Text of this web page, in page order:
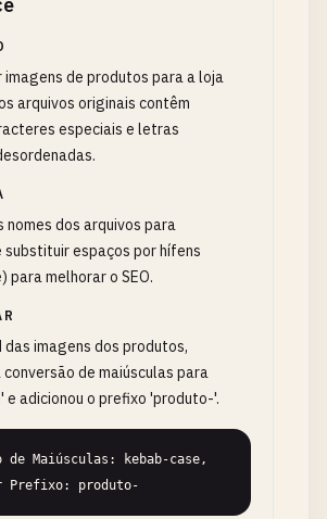
imagens de produtos para a loja
arquivos originais contêm
especiais e letras
nomes dos arquivos para
substituir espaços por hífens
para melhorar o SEO.
das imagens dos produtos,
de maiúsculas para
e adicionou o prefixo 'produto-'.
de Maiúsculas: kebab-case,
Prefixo: produto-